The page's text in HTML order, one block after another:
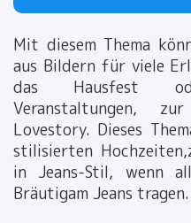
Mit diesem Thema
aus Bildern für viele
das Hausfest
Veranstaltungen,
Lovestory. Dieses
stilisierten
in Jeans-Stil, wenn
Bräutigam Jeans tragen.